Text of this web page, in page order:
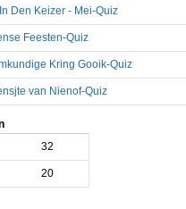
Den Keizer - Mei-Quiz
Feesten-Quiz
Kring Gooik-Quiz
van Nienof-Quiz
32
20